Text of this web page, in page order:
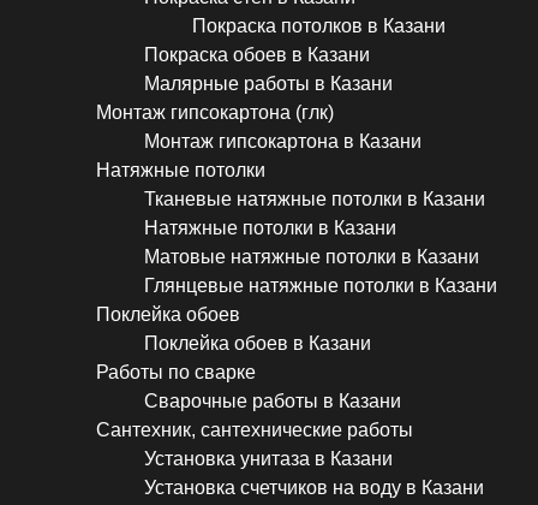
Покраска потолков в Казани
Покраска обоев в Казани
Малярные работы в Казани
Монтаж гипсокартона (глк)
Монтаж гипсокартона в Казани
Натяжные потолки
Тканевые натяжные потолки в Казани
Натяжные потолки в Казани
Матовые натяжные потолки в Казани
Глянцевые натяжные потолки в Казани
Поклейка обоев
Поклейка обоев в Казани
Работы по сварке
Сварочные работы в Казани
Сантехник, сантехнические работы
Установка унитаза в Казани
Установка счетчиков на воду в Казани